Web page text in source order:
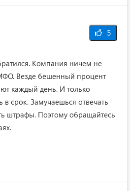
5
Компания ничем не
Везде бешенный процент
каждый день. И только
в срок. Замучаешься отвечать
штрафы. Поэтому обращайтесь